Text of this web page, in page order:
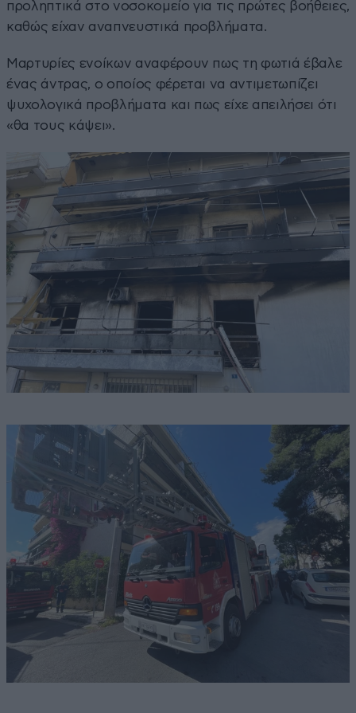
προληπτικά στο νοσοκομείο για τις πρώτες βοήθειες,
καθώς είχαν αναπνευστικά προβλήματα.
Μαρτυρίες ενοίκων αναφέρουν πως τη φωτιά έβαλε
ένας άντρας, ο οποίος φέρεται να αντιμετωπίζει
ψυχολογικά προβλήματα και πως είχε απειλήσει ότι
«θα τους κάψει».